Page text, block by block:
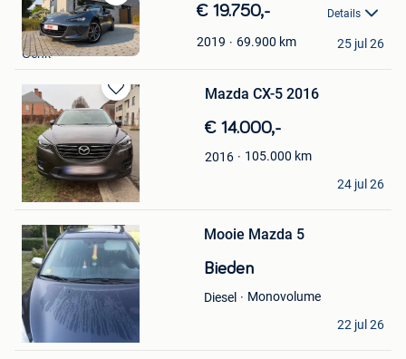
Bewaren
in
Mijn
Favorieten
€ 19.750,- Details
2019 69.900 km
Dario Leuzzi
Genk
25 jul 26
Bewaren
in
Mijn
Favorieten
Mazda CX-5 2016
€ 14.000,-
2016 105.000 km
Harsahib Singh
Sint-Truiden
24 jul 26
in
Mijn
Favorieten
Mooie Mazda 5
Bieden
Diesel
Monovolume
Lorenzo
Ieper
22 jul 26